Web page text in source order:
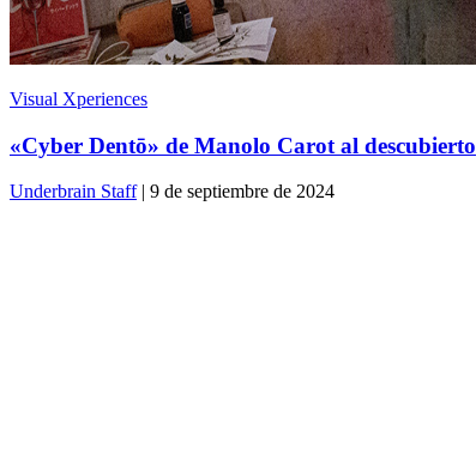
Visual Xperiences
«Cyber Dentō» de Manolo Carot al descubierto
Underbrain Staff| 9 de septiembre de 2024